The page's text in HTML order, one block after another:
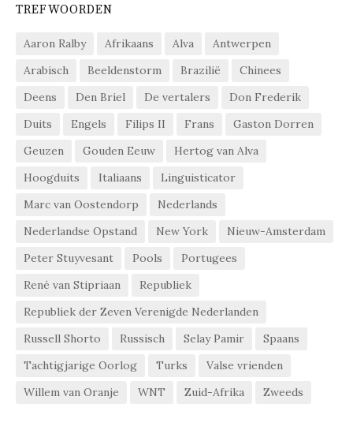
TREFWOORDEN
Aaron Ralby Afrikaans Alva
Antwerpen
Arabisch
Beeldenstorm Brazilië
Chinees
Deens
Den Briel De vertalers
Don Frederik
Duits
Engels Filips II Frans
Gaston Dorren
Geuzen
Gouden Eeuw
Hertog van Alva
Hoogduits
Italiaans
Linguisticator
Marc van Oostendorp
Nederlands
Nederlandse Opstand
New York
Nieuw-Amsterdam
Peter Stuyvesant
Pools
Portugees
René van Stipriaan
Republiek
Republiek der Zeven Verenigde Nederlanden
Russell Shorto
Russisch Selay Pamir
Spaans
Tachtigjarige Oorlog
Turks
Valse vrienden
Willem van Oranje
WNT Zuid-Afrika Zweeds